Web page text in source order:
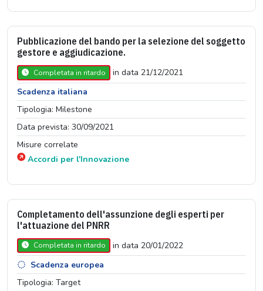
Pubblicazione del bando per la selezione del soggetto
gestore e aggiudicazione.
Completata in ritardo
in data 21/12/2021
Scadenza italiana
Tipologia: Milestone
Data prevista: 30/09/2021
Misure correlate
Accordi per l'Innovazione
Completamento dell'assunzione degli esperti per
l'attuazione del PNRR
Completata in ritardo
in data 20/01/2022
Scadenza europea
Tipologia: Target